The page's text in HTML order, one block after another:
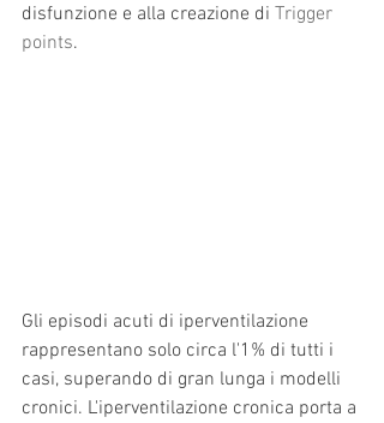
disfunzione e alla creazione di Trigger
points.
Gli episodi acuti di iperventilazione
rappresentano solo circa l'1% di tutti i
casi, superando di gran lunga i modelli
cronici. L'iperventilazione cronica porta a